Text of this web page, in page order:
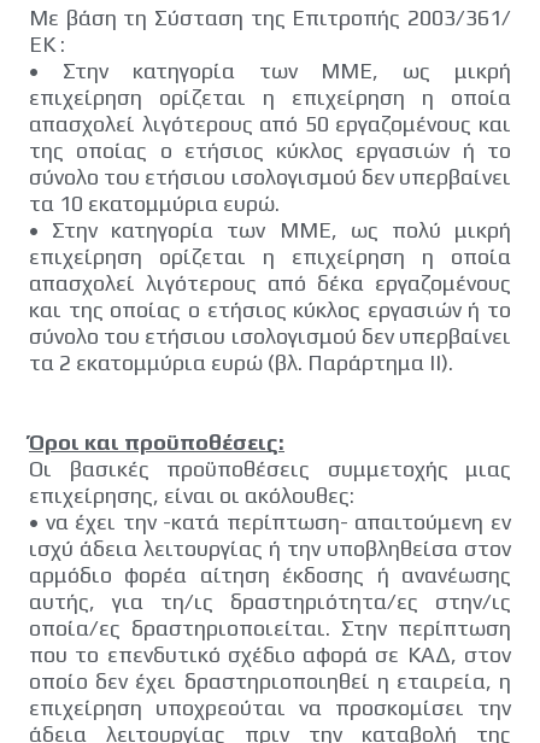
Με βάση τη Σύσταση της Επιτροπής 2003/361/
ΕΚ :
•
Στην κατηγορία των ΜΜΕ, ως μικρή
επιχείρηση ορίζεται η επιχείρηση η οποία
απασχολεί λιγότερους από 50 εργαζομένους και
της οποίας ο ετήσιος κύκλος εργασιών ή το
σύνολο του ετήσιου ισολογισμού δεν υπερβαίνει
τα 10 εκατομμύρια ευρώ.
•
Στην κατηγορία των ΜΜΕ, ως πολύ μικρή
επιχείρηση ορίζεται η επιχείρηση η οποία
απασχολεί λιγότερους από δέκα εργαζομένους
και της οποίας ο ετήσιος κύκλος εργασιών ή το
σύνολο του ετήσιου ισολογισμού δεν υπερβαίνει
τα 2 εκατομμύρια ευρώ (βλ. Παράρτημα ΙΙ).
Όροι και προϋποθέσεις:
Οι βασικές προϋποθέσεις συμμετοχής μιας
επιχείρησης, είναι οι ακόλουθες:
• να έχει την -κατά περίπτωση- απαιτούμενη εν
ισχύ άδεια λειτουργίας ή την υποβληθείσα στον
αρμόδιο φορέα αίτηση έκδοσης ή ανανέωσης
αυτής, για τη/ις δραστηριότητα/ες στην/ις
οποία/ες δραστηριοποιείται. Στην περίπτωση
που το επενδυτικό σχέδιο αφορά σε ΚΑΔ, στον
οποίο δεν έχει δραστηριοποιηθεί η εταιρεία, η
επιχείρηση υποχρεούται να προσκομίσει την
άδεια λειτουργίας πριν την καταβολή της